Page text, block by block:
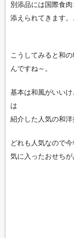
別添品には国際食
添えられてきます
こうしてみると和
んですね～。
基本は和風がいい
は
紹介した人気の和
どれも人気なので
気に入ったおせちが